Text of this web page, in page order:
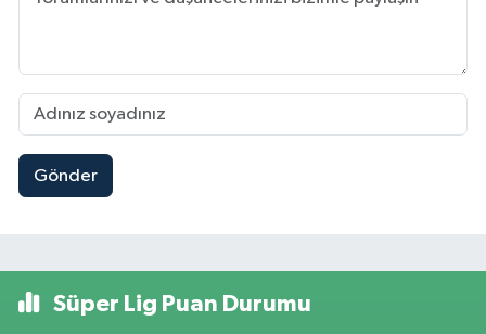
Gönder
Süper Lig Puan Durumu